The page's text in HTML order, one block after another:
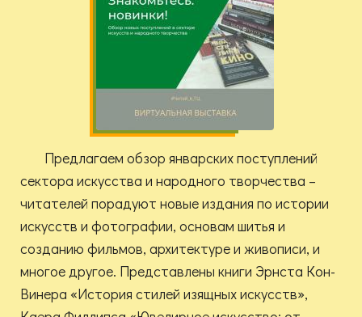
Предлагаем обзор январских поступлений
сектора искусства и народного творчества –
читателей порадуют новые издания по истории
искусств и фотографии, основам шитья и
созданию фильмов, архитектуре и живописи, и
многое другое. Представлены книги Эрнста Кон-
Винера «История стилей изящных искусств»,